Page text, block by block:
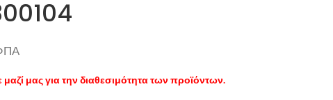
μας για την διαθεσιμότητα των προϊόντων.